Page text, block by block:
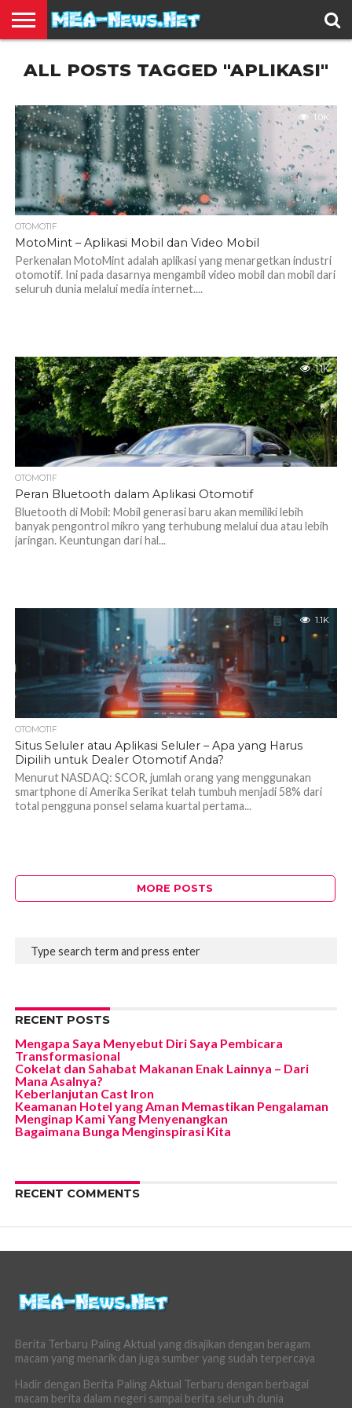
TERBARU
EDUKASI
HIBURAN
INSPIRASI
KESEHATAN
KULINER
OLAH
RAGA
OTOMOTIF
TRAVEL
JUAL
BELI
ALL POSTS TAGGED "APLIKASI"
1.0K
OTOMOTIF
MotoMint – Aplikasi Mobil dan Video Mobil
Perkenalan MotoMint adalah aplikasi yang menargetkan industri
otomotif. Ini pada dasarnya mengambil video mobil dan mobil dari
seluruh dunia melalui media internet....
1.1K
OTOMOTIF
Peran Bluetooth dalam Aplikasi Otomotif
Bluetooth di Mobil: Mobil generasi baru akan memiliki lebih
banyak pengontrol mikro yang terhubung melalui dua atau lebih
jaringan. Keuntungan dari hal...
1.1K
OTOMOTIF
Situs Seluler atau Aplikasi Seluler – Apa yang Harus
Dipilih untuk Dealer Otomotif Anda?
Menurut NASDAQ: SCOR, jumlah orang yang menggunakan
smartphone di Amerika Serikat telah tumbuh menjadi 58% dari
total pengguna ponsel selama kuartal pertama...
MORE POSTS
RECENT POSTS
Mengapa Saya Menyebut Diri Saya Pembicara
Transformasional
Cokelat dan Sahabat Makanan Enak Lainnya – Dari
Mana Asalnya?
Keberlanjutan Cast Iron
Keamanan Hotel yang Aman Memastikan Pengalaman
Menginap Kami Yang Menyenangkan
Bagaimana Bunga Menginspirasi Kita
RECENT COMMENTS
Berita Terbaru Paling Aktual yang disajikan dengan beragam
macam yang menarik dan juga sumber yang sudah terpercaya
Hadir dengan Berita Paling Aktual Terbaru dengan berbagai
macam berita dalam negeri sampai berita seluruh dunia